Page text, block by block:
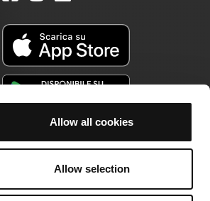
Allow all cookies
Allow selection